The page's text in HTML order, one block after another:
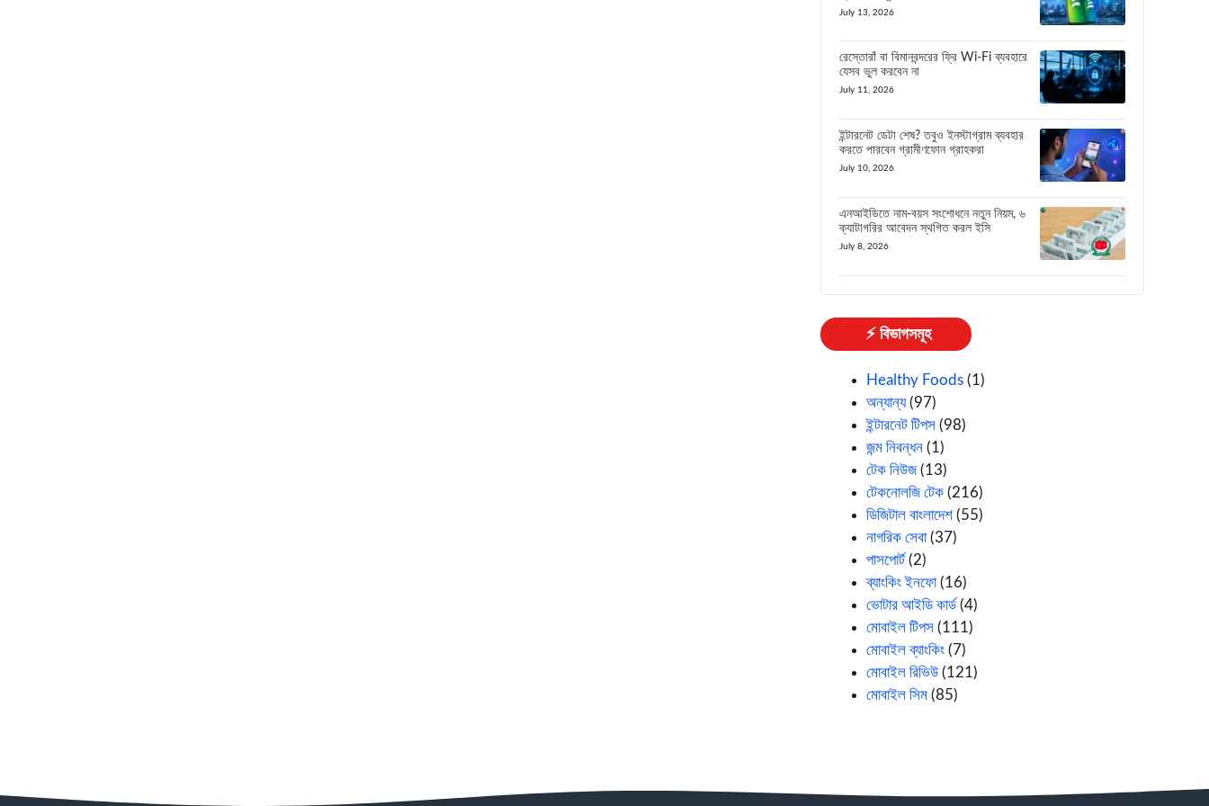
July 13, 2026
রেস্তোরাঁ বা বিমানবন্দরের ফ্রি Wi-Fi ব্যবহারে
যেসব ভুল করবেন না
July 11, 2026
ইন্টারনেট ডেটা শেষ? তবুও ইনস্টাগ্রাম ব্যবহার
করতে পারবেন গ্রামীণফোন গ্রাহকরা
July 10, 2026
এনআইডিতে নাম-বয়স সংশোধনে নতুন নিয়ম, ৬
ক্যাটাগরির আবেদন স্থগিত করল ইসি
July 8, 2026
⚡ বিভাগসমূহ
Healthy Foods (1)
অন্যান্য(97)
ইন্টারনেট টিপস (98)
জন্ম নিবন্ধন (1)
টেক নিউজ(13)
টেকনোলজি টেক (216)
ডিজিটাল বাংলাদেশ (55)
নাগরিক সেবা(37)
পাসপোর্ট (2)
ব্যাংকিং ইনফো(16)
ভোটার আইডি কার্ড (4)
মোবাইল টিপস (111)
মোবাইল ব্যাংকিং (7)
মোবাইল রিভিউ (121)
মোবাইল সিম (85)